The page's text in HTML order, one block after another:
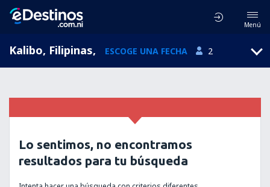
Menú
Kalibo, Filipinas, ESCOGE UNA FECHA 2
Lo sentimos, no encontramos
resultados para tu búsqueda